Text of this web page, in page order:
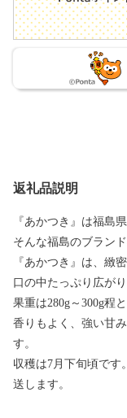
返礼品説明
『あかつき』は福島
そんな福島のブラン
『あかつき』は、緻
口の中たっぷり広がり
果重は280g～300g程
香りもよく、強い甘
す。
収穫は7月下旬頃です
送します。